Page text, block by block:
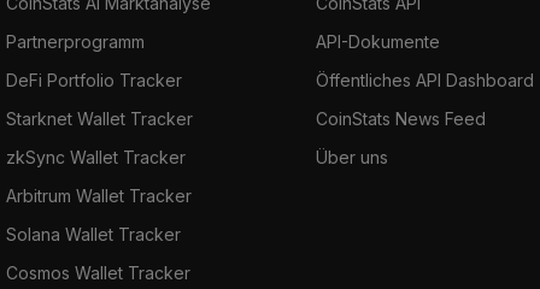
Partnerprogramm
DeFi Portfolio Tracker
Starknet Wallet Tracker
zkSync Wallet Tracker
Arbitrum Wallet Tracker
Solana Wallet Tracker
Cosmos Wallet Tracker
API-Dokumente
Öffentliches API Dashboard
CoinStats News Feed
Über uns